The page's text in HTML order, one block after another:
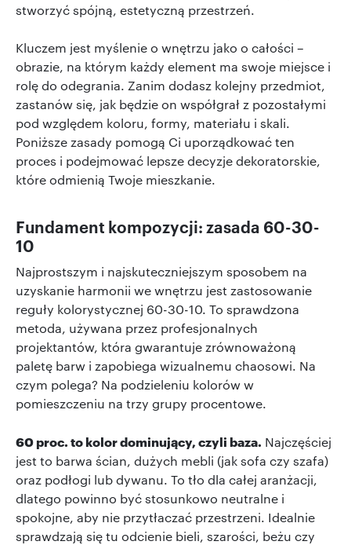
stworzyć spójną, estetyczną przestrzeń.
Kluczem jest myślenie o wnętrzu jako o całości –
obrazie, na którym każdy element ma swoje miejsce i
rolę do odegrania. Zanim dodasz kolejny przedmiot,
zastanów się, jak będzie on współgrał z pozostałymi
pod względem koloru, formy, materiału i skali.
Poniższe zasady pomogą Ci uporządkować ten
proces i podejmować lepsze decyzje dekoratorskie,
które odmienią Twoje mieszkanie.
Fundament kompozycji: zasada 60-30-
10
Najprostszym i najskuteczniejszym sposobem na
uzyskanie harmonii we wnętrzu jest zastosowanie
reguły kolorystycznej 60-30-10. To sprawdzona
metoda, używana przez profesjonalnych
projektantów, która gwarantuje zrównoważoną
paletę barw i zapobiega wizualnemu chaosowi. Na
czym polega? Na podzieleniu kolorów w
pomieszczeniu na trzy grupy procentowe.
60 proc. to kolor dominujący, czyli baza. Najczęściej
jest to barwa ścian, dużych mebli (jak sofa czy szafa)
oraz podłogi lub dywanu. To tło dla całej aranżacji,
dlatego powinno być stosunkowo neutralne i
spokojne, aby nie przytłaczać przestrzeni. Idealnie
sprawdzają się tu odcienie bieli, szarości, beżu czy